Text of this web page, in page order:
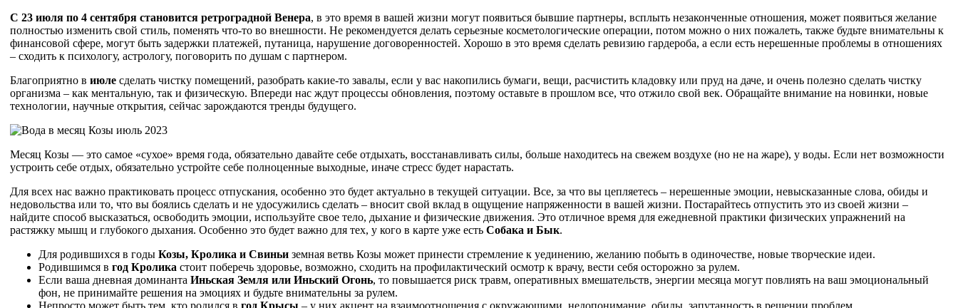
С 23 июля по 4 сентября становится ретроградной Венера, в это время в вашей жизни могут появиться бывшие партнеры, всплыть незаконченные отношения, может появиться желание
полностью изменить свой стиль, поменять что-то во внешности. Не рекомендуется делать серьезные косметологические операции, потом можно о них пожалеть, также будьте внимательны к
финансовой сфере, могут быть задержки платежей, путаница, нарушение договоренностей. Хорошо в это время сделать ревизию гардероба, а если есть нерешенные проблемы в отношениях
– сходить к психологу, астрологу, поговорить по душам с партнером.
Благоприятно в июле сделать чистку помещений, разобрать какие-то завалы, если у вас накопились бумаги, вещи, расчистить кладовку или пруд на даче, и очень полезно сделать чистку
организма – как ментальную, так и физическую. Впереди нас ждут процессы обновления, поэтому оставьте в прошлом все, что отжило свой век. Обращайте внимание на новинки, новые
технологии, научные открытия, сейчас зарождаются тренды будущего.
Месяц Козы — это самое «сухое» время года, обязательно давайте себе отдыхать, восстанавливать силы, больше находитесь на свежем воздухе (но не на жаре), у воды. Если нет возможности
устроить себе отдых, обязательно устройте себе полноценные выходные, иначе стресс будет нарастать.
Для всех нас важно практиковать процесс отпускания, особенно это будет актуально в текущей ситуации. Все, за что вы цепляетесь – нерешенные эмоции, невысказанные слова, обиды и
недовольства или то, что вы боялись сделать и не удосужились сделать – вносит свой вклад в ощущение напряженности в вашей жизни. Постарайтесь отпустить это из своей жизни –
найдите способ высказаться, освободить эмоции, используйте свое тело, дыхание и физические движения. Это отличное время для ежедневной практики физических упражнений на
растяжку мышц и глубокого дыхания. Особенно это будет важно для тех, у кого в карте уже есть Собака и Бык.
Для родившихся в годы Козы, Кролика и Свиньи земная ветвь Козы может принести стремление к уединению, желанию побыть в одиночестве, новые творческие идеи.
Родившимся в год Кролика стоит поберечь здоровье, возможно, сходить на профилактический осмотр к врачу, вести себя осторожно за рулем.
Если ваша дневная доминанта Иньская Земля или Иньский Огонь, то повышается риск травм, оперативных вмешательств, энергии месяца могут повлиять на ваш эмоциональный
фон, не принимайте решения на эмоциях и будьте внимательны за рулем.
Непросто может быть тем, кто родился в год Крысы – у них акцент на взаимоотношения с окружающими, недопонимание, обиды, запутанность в решении проблем.